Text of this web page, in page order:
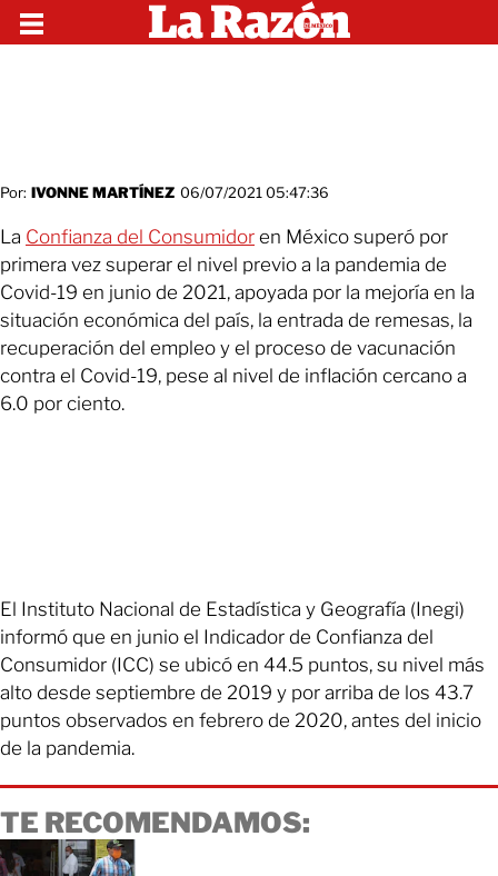
Por: IVONNE MARTÍNEZ 06/07/2021 05:47:36
La Confianza del Consumidor en México superó por
primera vez superar el nivel previo a la pandemia de
Covid-19 en junio de 2021, apoyada por la mejoría en la
situación económica del país, la entrada de remesas, la
recuperación del empleo y el proceso de vacunación
contra el Covid-19, pese al nivel de inflación cercano a
6.0 por ciento.
El Instituto Nacional de Estadística y Geografía (Inegi)
informó que en junio el Indicador de Confianza del
Consumidor (ICC) se ubicó en 44.5 puntos, su nivel más
alto desde septiembre de 2019 y por arriba de los 43.7
puntos observados en febrero de 2020, antes del inicio
de la pandemia.
TE RECOMENDAMOS: